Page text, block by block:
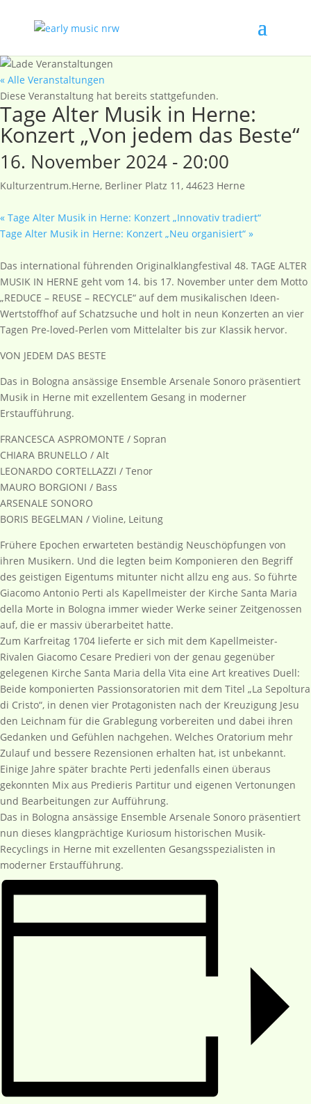
« Alle Veranstaltungen
Diese Veranstaltung hat bereits stattgefunden.
Tage Alter Musik in Herne:
Konzert „Von jedem das Beste“
16. November 2024 - 20:00
Kulturzentrum.Herne, Berliner Platz 11, 44623 Herne
« Tage Alter Musik in Herne: Konzert „Innovativ tradiert“
Tage Alter Musik in Herne: Konzert „Neu organisiert“ »
Das international führenden Originalklangfestival 48. TAGE ALTER
MUSIK IN HERNE geht vom 14. bis 17. November unter dem Motto
„REDUCE – REUSE – RECYCLE“ auf dem musikalischen Ideen-
Wertstoffhof auf Schatzsuche und holt in neun Konzerten an vier
Tagen Pre-loved-Perlen vom Mittelalter bis zur Klassik hervor.
VON JEDEM DAS BESTE
Das in Bologna ansässige Ensemble Arsenale Sonoro präsentiert
Musik in Herne mit exzellentem Gesang in moderner
Erstaufführung.
FRANCESCA ASPROMONTE / Sopran
CHIARA BRUNELLO / Alt
LEONARDO CORTELLAZZI / Tenor
MAURO BORGIONI / Bass
ARSENALE SONORO
BORIS BEGELMAN / Violine, Leitung
Frühere Epochen erwarteten beständig Neuschöpfungen von
ihren Musikern. Und die legten beim Komponieren den Begriff
des geistigen Eigentums mitunter nicht allzu eng aus. So führte
Giacomo Antonio Perti als Kapellmeister der Kirche Santa Maria
della Morte in Bologna immer wieder Werke seiner Zeitgenossen
auf, die er massiv überarbeitet hatte.
Zum Karfreitag 1704 lieferte er sich mit dem Kapellmeister-
Rivalen Giacomo Cesare Predieri von der genau gegenüber
gelegenen Kirche Santa Maria della Vita eine Art kreatives Duell:
Beide komponierten Passionsoratorien mit dem Titel „La Sepoltura
di Cristo“, in denen vier Protagonisten nach der Kreuzigung Jesu
den Leichnam für die Grablegung vorbereiten und dabei ihren
Gedanken und Gefühlen nachgehen. Welches Oratorium mehr
Zulauf und bessere Rezensionen erhalten hat, ist unbekannt.
Einige Jahre später brachte Perti jedenfalls einen überaus
gekonnten Mix aus Predieris Partitur und eigenen Vertonungen
und Bearbeitungen zur Aufführung.
Das in Bologna ansässige Ensemble Arsenale Sonoro präsentiert
nun dieses klangprächtige Kuriosum historischen Musik-
Recyclings in Herne mit exzellenten Gesangsspezialisten in
moderner Erstaufführung.